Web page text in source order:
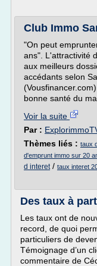
Club Immo
"On peut
ans". L'attractivité
aux meilleurs
accédants selon
bonne santé du
Voir la suite
Par :
Thèmes liés : taux
d'emprunt immo sur 20
d interet/ taux interet
Des taux à
Les taux ont de
record, de quoi
particuliers de
Témoignage d’un
commentaire de